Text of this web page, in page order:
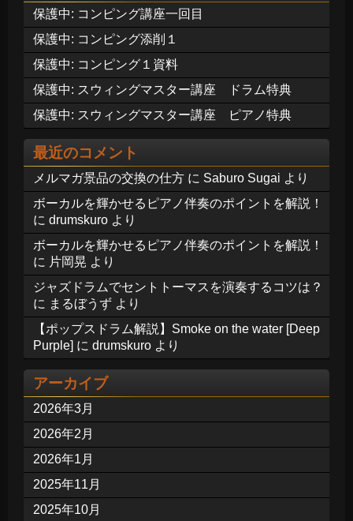
保護中: コンピング講座一回目
保護中: コンピング添削１
保護中: コンピング１資料
保護中: スウィングマスター講座 ドラム特典
保護中: スウィングマスター講座 ピアノ特典
最近のコメント
メルマガ景品の交換の仕方 に Saburo Sugai より
ボーカルを輝かせるピアノ伴奏のポイントを解説！
に drumskuro より
ボーカルを輝かせるピアノ伴奏のポイントを解説！
に 片岡晃 より
ジャズドラムでセントトーマスを演奏するコツは？
に まるぼうず より
【ポップスドラム解説】Smoke on the water [Deep
Purple] に drumskuro より
アーカイブ
2026年3月
2026年2月
2026年1月
2025年11月
2025年10月